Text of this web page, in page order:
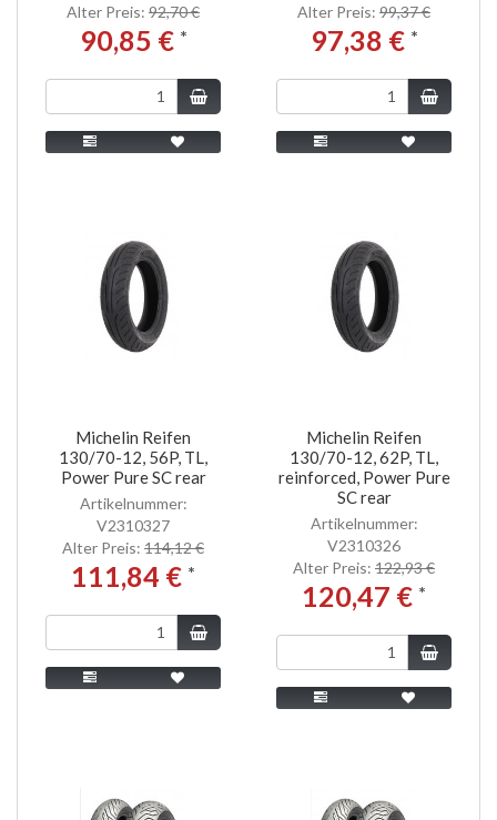
Alter Preis: 92,70 €
90,85 € *
Alter Preis: 99,37 €
97,38 € *
Michelin Reifen
130/70-12, 56P, TL,
Power Pure SC rear
Artikelnummer:
V2310327
Alter Preis: 114,12 €
111,84 € *
Michelin Reifen
130/70-12, 62P, TL,
reinforced, Power Pure
SC rear
Artikelnummer:
V2310326
Alter Preis: 122,93 €
120,47 € *